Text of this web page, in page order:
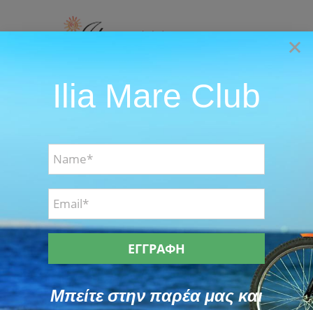
to
×
Ilia Mare Club
Μπείτε στην παρέα μας και